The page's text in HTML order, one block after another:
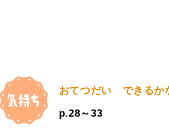
おてつだい できるか
p.28～33